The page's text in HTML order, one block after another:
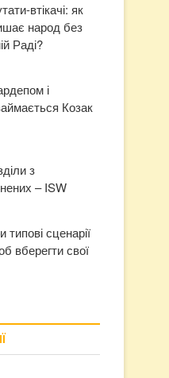
втікачі: як
народ без
Раді?
і
Козак
з
– ISW
типові сценарії
вберегти свої